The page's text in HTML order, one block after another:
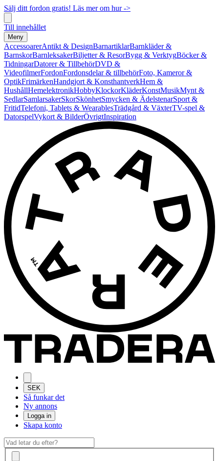
Sälj ditt fordon gratis! Läs mer om hur ->
Till innehållet
Meny
AccessoarerAntikt & DesignBarnartiklarBarnkläder &
BarnskorBarnleksakerBiljetter & ResorBygg & VerktygBöcker &
TidningarDatorer & TillbehörDVD &
VideofilmerFordonFordonsdelar & tillbehörFoto, Kameror &
OptikFrimärkenHandgjort & KonsthantverkHem &
HushållHemelektronikHobbyKlockorKläderKonstMusikMynt &
SedlarSamlarsakerSkorSkönhetSmycken & ÄdelstenarSport &
FritidTelefoni, Tablets & WearablesTrädgård & VäxterTV-spel &
DatorspelVykort & BilderÖvrigtInspiration
SEK
Så funkar det
Ny annons
Logga in
Skapa konto